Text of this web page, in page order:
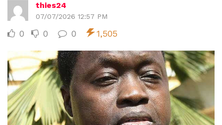
thies24
07/07/2026 12:57 PM
0 0 0 1,505